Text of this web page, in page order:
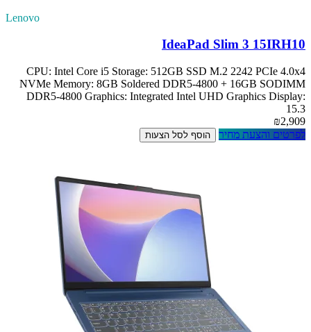
Lenovo
IdeaPad Slim 3 15IRH10
CPU: Intel Core i5 Storage: 512GB SSD M.2 2242 PCIe 4.0x4
NVMe Memory: 8GB Soldered DDR5-4800 + 16GB SODIMM
DDR5-4800 Graphics: Integrated Intel UHD Graphics Display:
15.3
₪2,909
לפרטים והצעת מחיר
הוסף לסל הצעות